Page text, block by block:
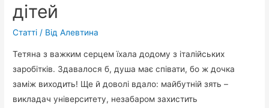
дітей
Статті / ВідАлевтина
Тетяна з важким серцем їхала додому з італійських
заробітків. Здавалося б, душа має співати, бо ж дочка
заміж виходить! Ще й доволі вдало: майбутній зять –
викладач університету, незабаром захистить